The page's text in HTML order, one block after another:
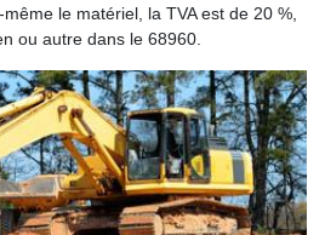
le matériel, la TVA est de 20 %,
ou autre dans le 68960.